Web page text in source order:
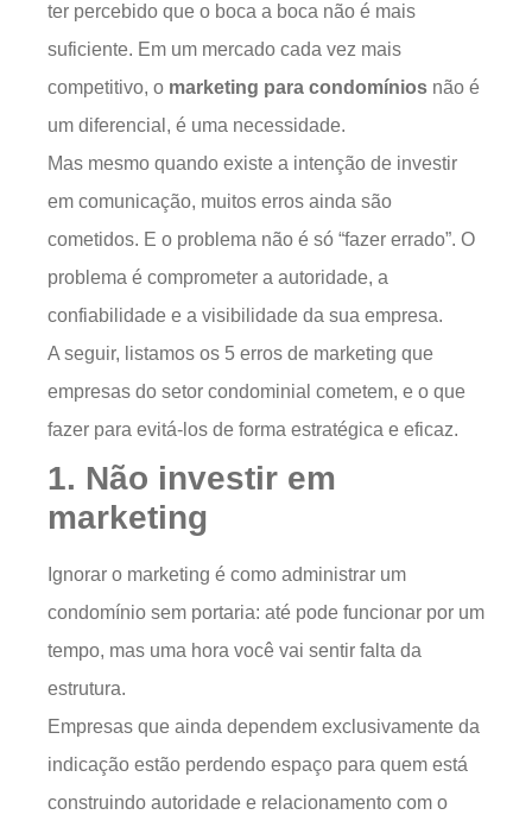
ter percebido que o boca a boca não é mais
suficiente. Em um mercado cada vez mais
competitivo, o marketing para condomínios não é
um diferencial, é uma necessidade.
Mas mesmo quando existe a intenção de investir
em comunicação, muitos erros ainda são
cometidos. E o problema não é só “fazer errado”. O
problema é comprometer a autoridade, a
confiabilidade e a visibilidade da sua empresa.
A seguir, listamos os 5 erros de marketing que
empresas do setor condominial cometem, e o que
fazer para evitá-los de forma estratégica e eficaz.
1. Não investir em
marketing
Ignorar o marketing é como administrar um
condomínio sem portaria: até pode funcionar por um
tempo, mas uma hora você vai sentir falta da
estrutura.
Empresas que ainda dependem exclusivamente da
indicação estão perdendo espaço para quem está
construindo autoridade e relacionamento com o